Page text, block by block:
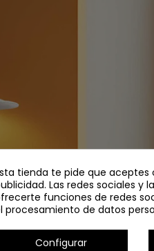
tienda te pide que aceptes
Las redes sociales y
funciones de redes
procesamiento de datos
Configurar